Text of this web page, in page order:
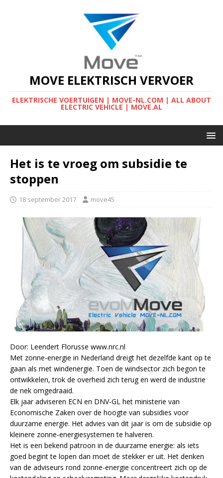
MOVE ELEKTRISCH VERVOER
ELEKTRISCHE VOERTUIGEN | MOVE-NL.COM | ALL ABOUT
ELECTRIC VEHICLE | MOVE.AL
Het is te vroeg om subsidie te
stoppen
18 september 2017 move45
Door: Leendert Florusse www.nrc.nl
Met zonne-energie in Nederland dreigt het dezelfde kant op te
gaan als met windenergie. Toen de windsector zich begon te
ontwikkelen, trok de overheid zich terug en werd de industrie
de nek omgedraaid.
Elk jaar adviseren ECN en DNV-GL het ministerie van
Economische Zaken over de hoogte van subsidies voor
duurzame energie. Het advies van dit jaar is om de subsidie op
kleinere zonne-energiesystemen te halveren.
Het is een bekend patroon in de duurzame energie: als iets
goed begint te lopen dan moet de stekker er uit. Het denken
van de adviseurs rond zonne-energie concentreert zich op de